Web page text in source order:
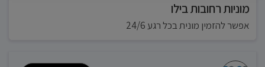
מוניות רחובות בילו
אפשר להזמין מונית בכל רגע 24/6